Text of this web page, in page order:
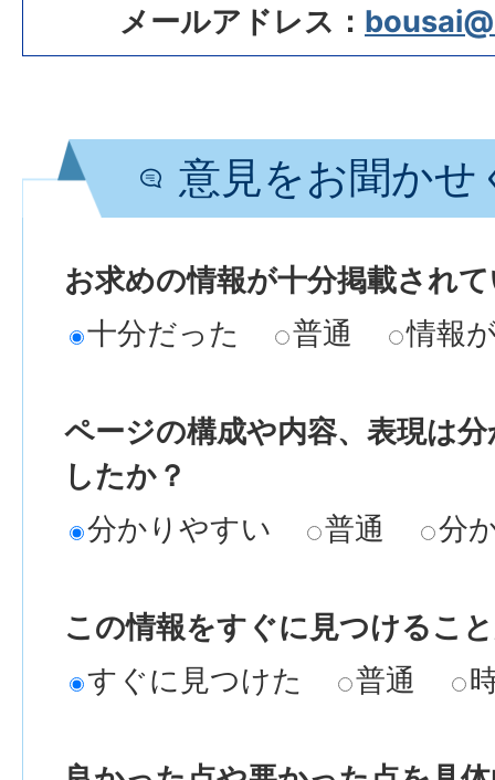
メールアドレス：
意見をお聞かせ
お求めの情報が十分掲載され
十分だった
普通 情報
ページの構成や内容、表現は
したか？
分かりやすい
普通 分
この情報をすぐに見つけるこ
すぐに見つけた
普通